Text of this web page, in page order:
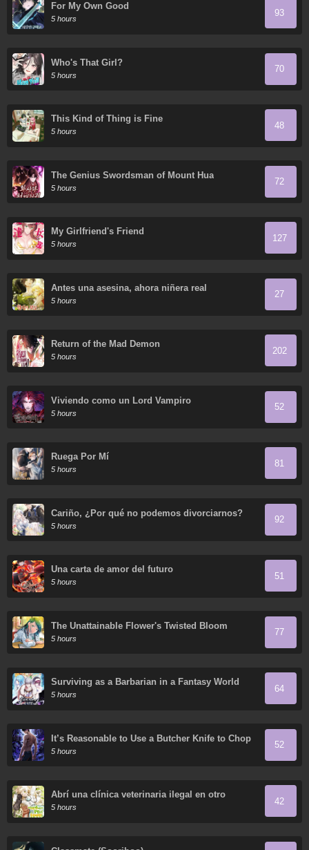
For My Own Good
5 hours
93
Who's That Girl?
5 hours
70
This Kind of Thing is Fine
5 hours
48
The Genius Swordsman of Mount Hua
5 hours
72
My Girlfriend's Friend
5 hours
127
Antes una asesina, ahora niñera real
5 hours
27
Return of the Mad Demon
5 hours
202
Viviendo como un Lord Vampiro
5 hours
52
Ruega Por Mí
5 hours
81
Cariño, ¿Por qué no podemos divorciarnos?
5 hours
92
Una carta de amor del futuro
5 hours
51
The Unattainable Flower's Twisted Bloom
5 hours
77
Surviving as a Barbarian in a Fantasy World
5 hours
64
It’s Reasonable to Use a Butcher Knife to Chop
Down Everything in the World, Right?
5 hours
52
Abrí una clínica veterinaria ilegal en otro
mundo
5 hours
42